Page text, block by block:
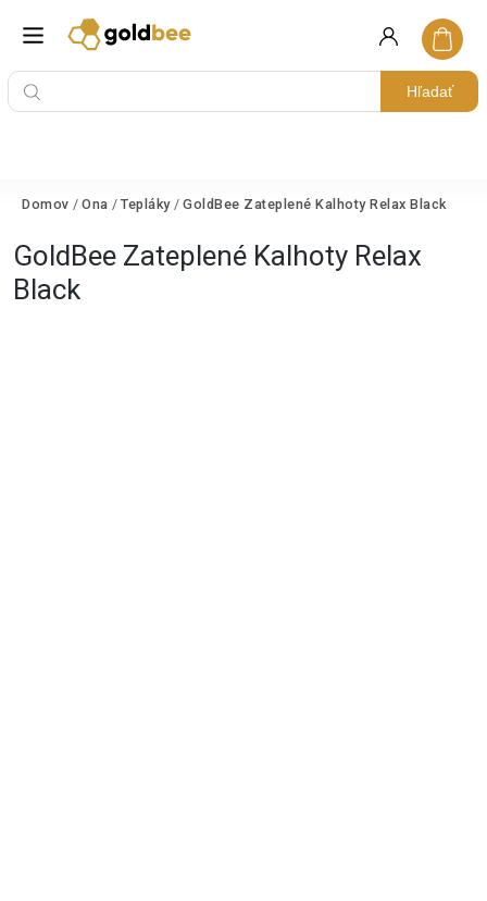
Hľadať
Domov / Ona / Tepláky / GoldBee Zateplené Kalhoty Relax Black
GoldBee Zateplené Kalhoty Relax
Black